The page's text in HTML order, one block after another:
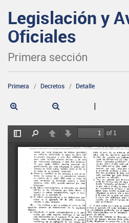
Legislación y
Oficiales
Primera sección
Primera Decretos Detalle
|